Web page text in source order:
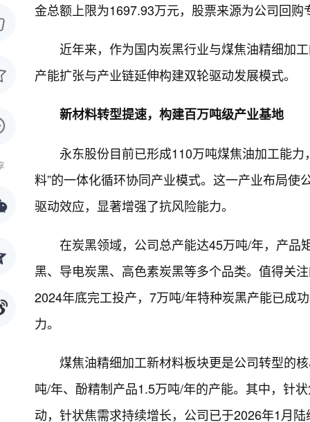
金总额上限为1697.93万元，股票来源为公司回
近年来，作为国内炭黑行业与煤焦油精细加
产能扩张与产业链延伸构建双轮驱动发展模式。
新材料转型提速，构建百万吨级产业基地
永东股份目前已形成110万吨煤焦油加工能
料”的一体化循环协同产业模式。这一产业布局
驱动效应，显著增强了抗风险能力。
在炭黑领域，公司总产能达45万吨/年，产品
黑、导电炭黑、高色素炭黑等多个品类。值得关
2024年底完工投产，7万吨/年特种炭黑产能已成
力。
煤焦油精细加工新材料板块更是公司转型的
吨/年、酚精制产品1.5万吨/年的产能。其中，
动，针状焦需求持续增长，公司已于2026年1月